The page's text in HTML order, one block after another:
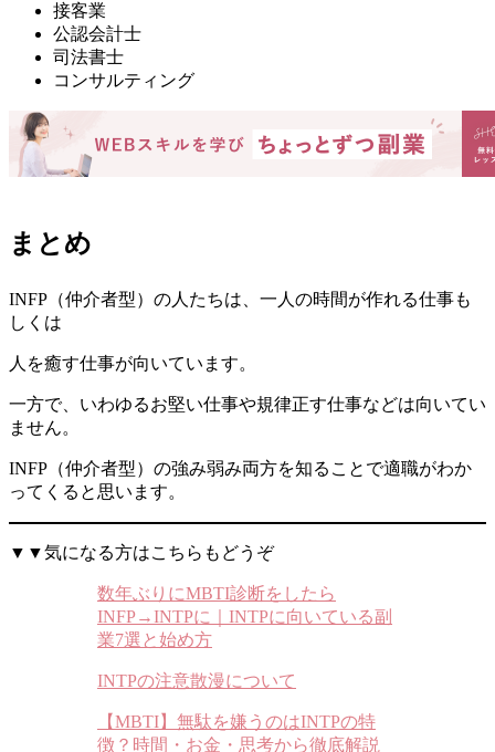
接客業
公認会計士
司法書士
コンサルティング
まとめ
INFP（仲介者型）の人たちは、一人の時間が作れる仕事も
しくは
人を癒す仕事が向いています。
一方で、いわゆるお堅い仕事や規律正す仕事などは向いてい
ません。
INFP（仲介者型）の強み弱み両方を知ることで適職がわか
ってくると思います。
▼▼気になる方はこちらもどうぞ
数年ぶりにMBTI診断をしたら
INFP→INTPに｜INTPに向いている副
業7選と始め方
INTPの注意散漫について
【MBTI】無駄を嫌うのはINTPの特
徴？時間・お金・思考から徹底解説